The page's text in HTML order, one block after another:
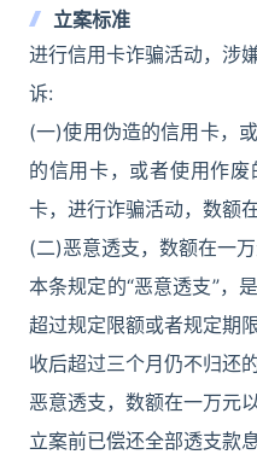
立案标准
进行信用卡诈骗活动，涉
诉:
(一)使用伪造的信用卡，
的信用卡，或者使用作
卡，进行诈骗活动，数额
(二)恶意透支，数额在一万
本条规定的“恶意透支”，
超过规定限额或者规定期
收后超过三个月仍不归还的
恶意透支，数额在一万元
立案前已偿还全部透支款